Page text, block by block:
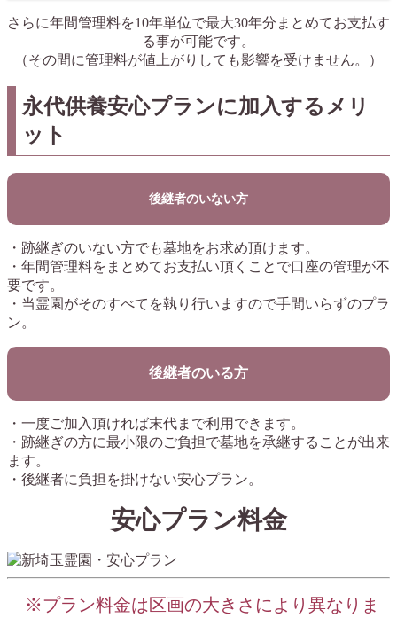
さらに年間管理料を10年単位で最大30年分まとめてお支払す
る事が可能です。
（その間に管理料が値上がりしても影響を受けません。）
永代供養安心プランに加入するメリ
ット
後継者のいない方
・跡継ぎのいない方でも墓地をお求め頂けます。
・年間管理料をまとめてお支払い頂くことで口座の管理が不
要です。
・当霊園がそのすべてを執り行いますので手間いらずのプラ
ン。
後継者のいる方
・一度ご加入頂ければ末代まで利用できます。
・跡継ぎの方に最小限のご負担で墓地を承継することが出来
ます。
・後継者に負担を掛けない安心プラン。
安心プラン料金
※プラン料金は区画の大きさにより異なりま